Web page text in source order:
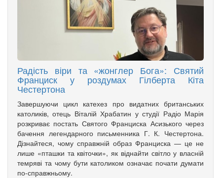
Радість віри та «жонглер Бога»: Святий
Франциск у роздумах Гілберта Кіта
Честертона
Завершуючи цикл катехез про видатних британських
католиків, отець Віталій Храбатин у студії Радіо Марія
розкриває постать Святого Франциска Асизького через
бачення легендарного письменника Г. К. Честертона.
Дізнайтеся, чому справжній образ Франциска — це не
лише «пташки та квіточки», як віднайти світло у власній
темряві та чому бути католиком означає почати думати
по-справжньому.